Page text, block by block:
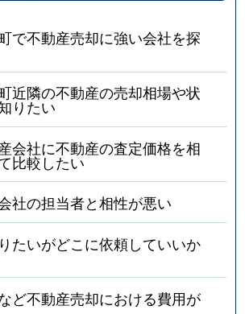
で不動産売却に強い会社を探
近隣の不動産の売却相場や状
りたい
会社に不動産の査定価格を相
比較したい
社の担当者と相性が悪い
たいがどこに依頼していいか
ど不動産売却における費用が